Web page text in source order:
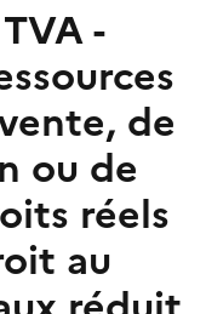
-
de
ou de
réels
au